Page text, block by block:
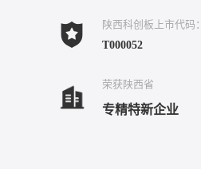
陕西科创板上市代码：
T000052
荣获陕西省
专精特新企业